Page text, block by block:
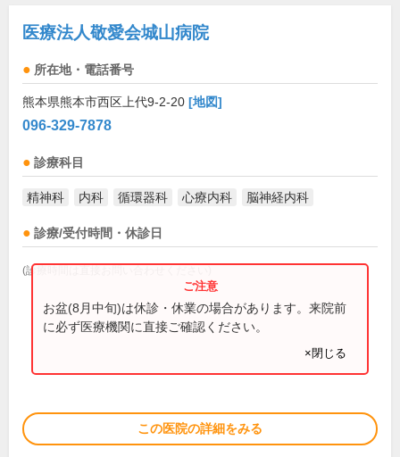
医療法人敬愛会城山病院
所在地・電話番号
熊本県熊本市西区上代9-2-20 [地図]
096-329-7878
診療科目
精神科 内科 循環器科 心療内科 脳神経内科
診療/受付時間・休診日
(診療時間は直接お問い合わせください)
お盆(8月中旬)は休診・休業の場合があります。来院前
に必ず医療機関に直接ご確認ください。
×閉じる
この医院の詳細をみる